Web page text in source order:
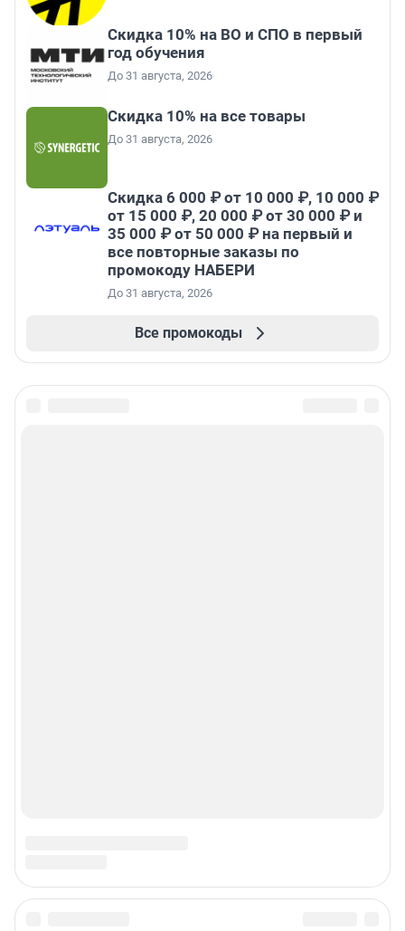
Скидка 10% на ВО и СПО в первый
год обучения
До 31 августа, 2026
Скидка 10% на все товары
До 31 августа, 2026
Скидка 6 000 ₽ от 10 000 ₽, 10 000 ₽
от 15 000 ₽, 20 000 ₽ от 30 000 ₽ и
35 000 ₽ от 50 000 ₽ на первый и
все повторные заказы по
промокоду НАБЕРИ
До 31 августа, 2026
Все промокоды